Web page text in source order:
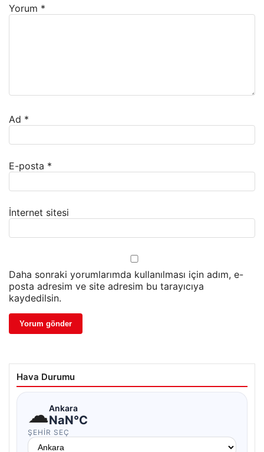
Yorum *
Ad *
E-posta *
İnternet sitesi
Daha sonraki yorumlarımda kullanılması için adım, e-
posta adresim ve site adresim bu tarayıcıya
kaydedilsin.
Hava Durumu
☁Ankara
NaN°C
ŞEHIR SEÇ